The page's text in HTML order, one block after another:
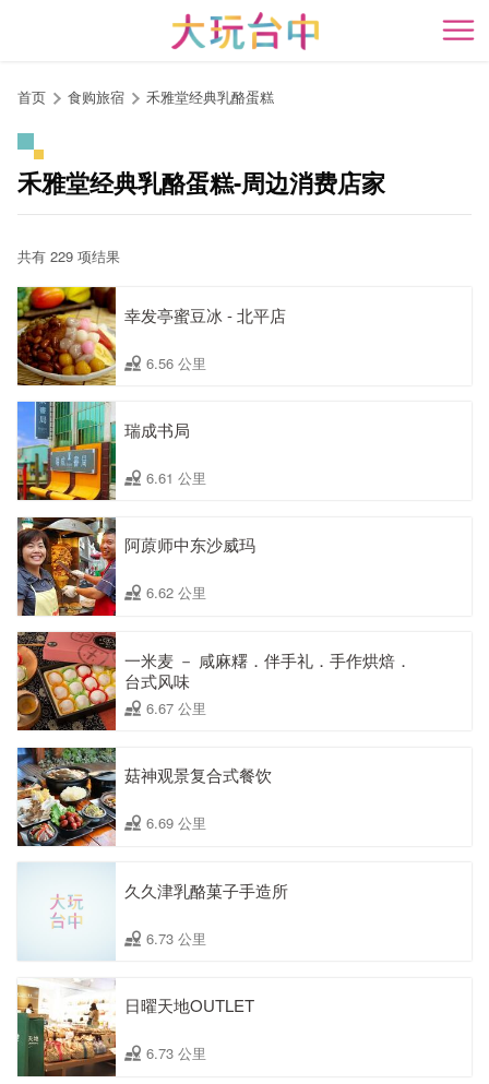
开
首页 食购旅宿 禾雅堂经典乳酪蛋糕
禾雅堂经典乳酪蛋糕-周边消费店家
共有 229 项结果
幸发亭蜜豆冰 - 北平店
6.56 公里
瑞成书局
6.61 公里
阿蒝师中东沙威玛
6.62 公里
一米麦 － 咸麻糬．伴手礼．手作烘焙．
台式风味
6.67 公里
菇神观景复合式餐饮
6.69 公里
久久津乳酪菓子手造所
6.73 公里
日曜天地OUTLET
6.73 公里